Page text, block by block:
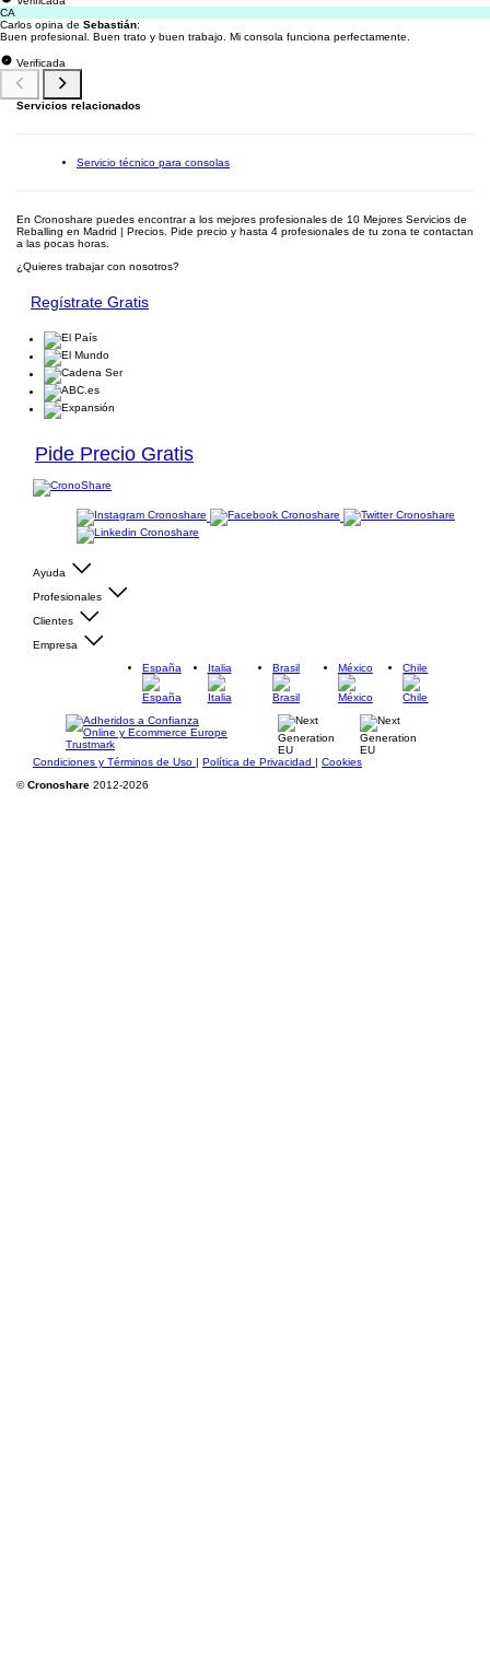
CA
Carlos opina de Sebastián:
Buen profesional. Buen trato y buen trabajo. Mi consola funciona perfectamente.
Verificada
Servicios relacionados
Servicio técnico para consolas
En Cronoshare puedes encontrar a los mejores profesionales de 10 Mejores Servicios de
Reballing en Madrid | Precios. Pide precio y hasta 4 profesionales de tu zona te contactan
a las pocas horas.
¿Quieres trabajar con nosotros?
Regístrate Gratis
Pide Precio Gratis
Ayuda
Profesionales
Clientes
Empresa
España
Italia Brasil México Chile
Condiciones y Términos de Uso | Política de Privacidad | Cookies
©Cronoshare 2012-2026